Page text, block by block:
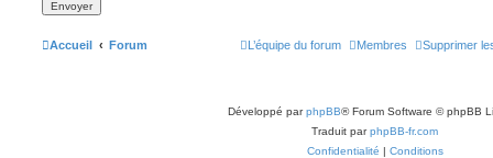
Accueil Forum Supprimer
Membres
L’équipe du forum
Développé parphpBB® Forum Software © phpBB
Traduit parphpBB-fr.com
Confidentialité | Conditions